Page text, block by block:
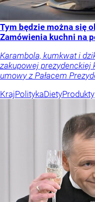
Tym będzie można się
Zamówienia kuchni na
Karambola, kumkwat i
zakupowej prezydenckiej
umowy z Pałacem
KrajPolitykaDietyProdukty